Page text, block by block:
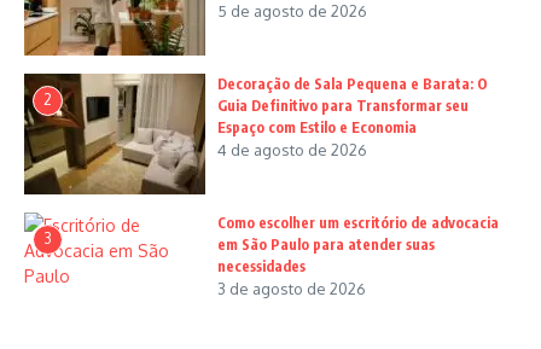
5 de agosto de 2026
2
Decoração de Sala Pequena e Barata: O
Guia Definitivo para Transformar seu
Espaço com Estilo e Economia
4 de agosto de 2026
3
Como escolher um escritório de advocacia
em São Paulo para atender suas
necessidades
3 de agosto de 2026